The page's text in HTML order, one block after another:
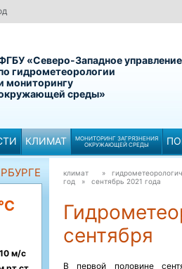
«Северо-Западное управление
гидрометеорологии
мониторингу
среды»
КЛИМАТ
МОНИТОРИНГ ЗАГРЯЗНЕНИЯ
ОКРУЖАЮЩЕЙ СРЕДЫ
м/с
климат
»
год » сентябрь 2021 года
сентября
В первой половине